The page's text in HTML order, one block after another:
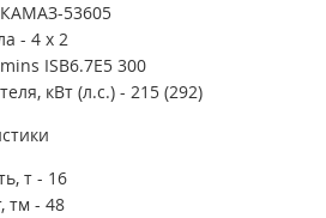
53605
- 4 x 2
ISB6.7E5 300
кВт (л.с.) - 215 (292)
т - 16
тм - 48